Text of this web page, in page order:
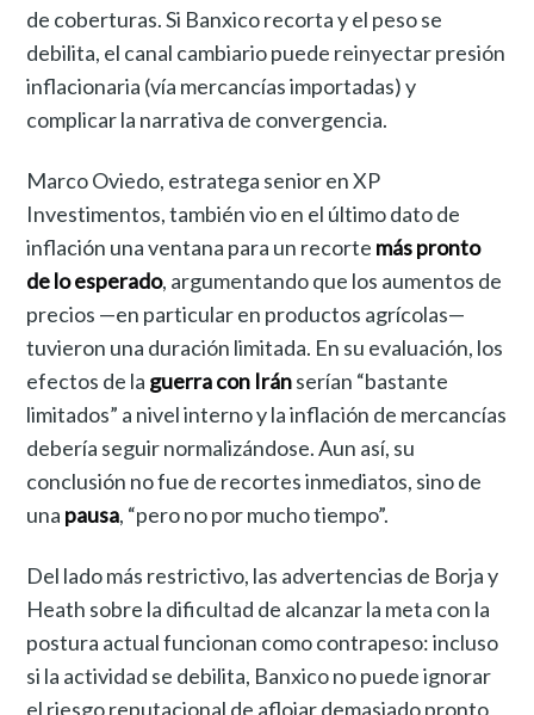
de coberturas. Si Banxico recorta y el peso se
debilita, el canal cambiario puede reinyectar presión
inflacionaria (vía mercancías importadas) y
complicar la narrativa de convergencia.
Marco Oviedo, estratega senior en XP
Investimentos, también vio en el último dato de
inflación una ventana para un recorte más pronto
de lo esperado, argumentando que los aumentos de
precios —en particular en productos agrícolas—
tuvieron una duración limitada. En su evaluación, los
efectos de la guerra con Iránserían “bastante
limitados” a nivel interno y la inflación de mercancías
debería seguir normalizándose. Aun así, su
conclusión no fue de recortes inmediatos, sino de
una pausa, “pero no por mucho tiempo”.
Del lado más restrictivo, las advertencias de Borja y
Heath sobre la dificultad de alcanzar la meta con la
postura actual funcionan como contrapeso: incluso
si la actividad se debilita, Banxico no puede ignorar
el riesgo reputacional de aflojar demasiado pronto